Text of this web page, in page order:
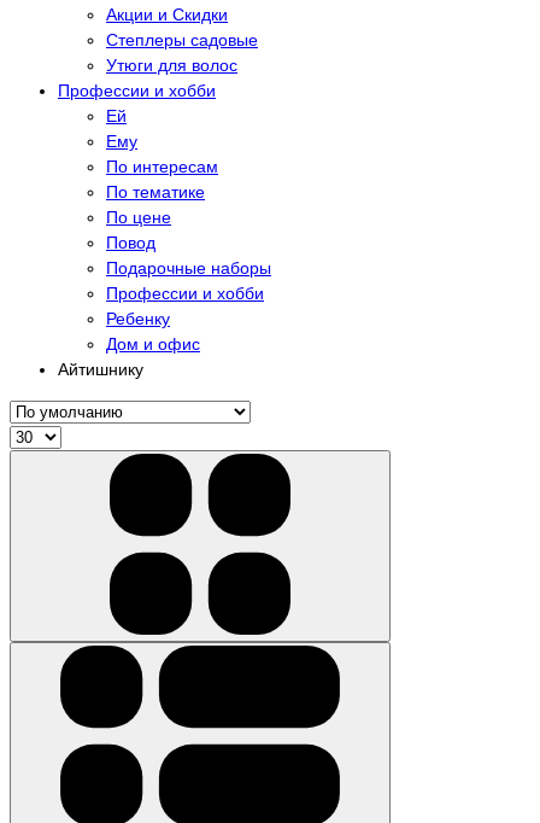
Акции и Скидки
Степлеры садовые
Утюги для волос
Профессии и хобби
Eй
Eму
По интересам
По тематике
По цене
Повод
Подарочные наборы
Профессии и хобби
Ребенку
Дом и офис
Айтишнику